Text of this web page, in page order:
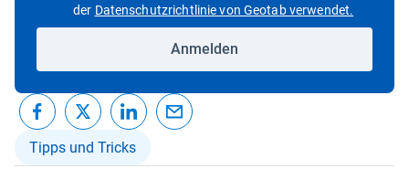
der Datenschutzrichtlinie von Geotab verwendet.
Anmelden
Tipps und Tricks